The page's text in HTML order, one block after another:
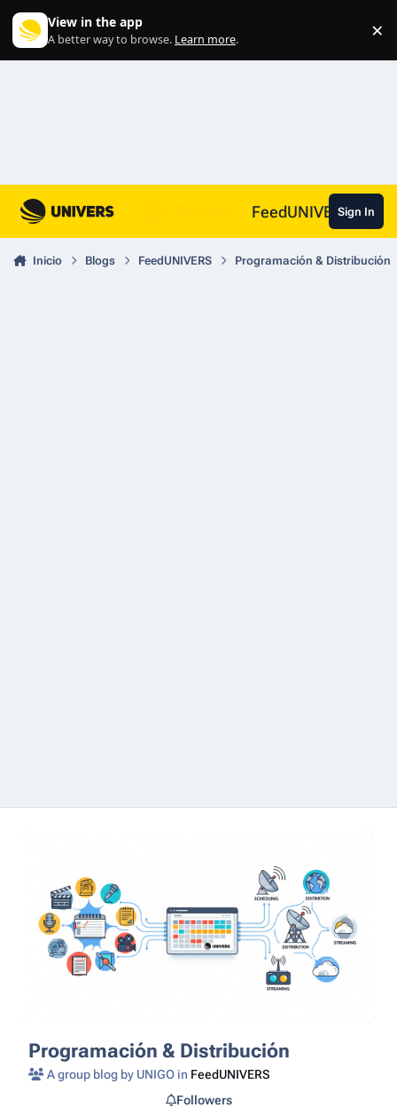
View in the app
A better way to browse. Learn more. ×
FeedUNIVERSSign In
Inicio Blogs FeedUNIVERS Programación & Distribución
Programación & Distribución
A group blog by UNIGO in FeedUNIVERS
Followers